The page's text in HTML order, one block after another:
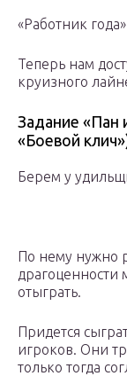
«Работник
Теперь нам
круизного
Задание «Пан
«Боевой
Берем у
По нему нужно
драгоценности
отыграть.
Придется
игроков. Они
только тогда